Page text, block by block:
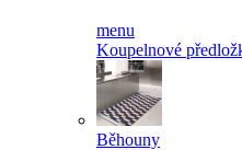
menu
Koupelnové
Běhouny